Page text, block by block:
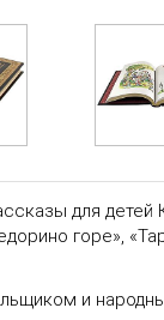
для
горе»,
и